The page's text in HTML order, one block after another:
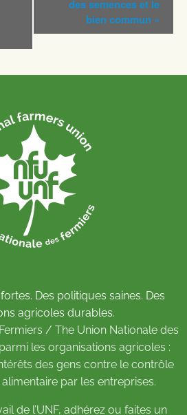
des semences et le
bien commun »
Des politiques saines. Des
agricoles durables.
/ The Union Nationale des
les organisations agricoles :
des gens contre le contrôle
par les entreprises.
de l’UNF, adhérezou faites un